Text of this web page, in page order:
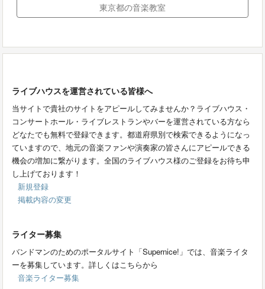
東京都の音楽教室
ライブハウスを運営されている皆様へ
当サイトで貴社のサイトをアピールしてみませんか？ライブハウス・
コンサートホール・ライブレストランやバーを運営されている方なら
どなたでも無料で登録できます。都道府県別で検索できるようになっ
ていますので、地元の音楽ファンや演奏家の皆さんにアピールできる
機会の増加に繋がります。全国のライブハウス様のご登録をお待ち申
し上げております！
新規登録
掲載内容の変更
ライター募集
バンドマンのためのポータルサイト「Supernice!」では、音楽ライタ
ーを募集しています。詳しくはこちらから
音楽ライター募集